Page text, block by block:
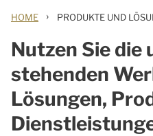
HOME › PRODUKTE UND
Nutzen Sie die
stehenden
Lösungen,